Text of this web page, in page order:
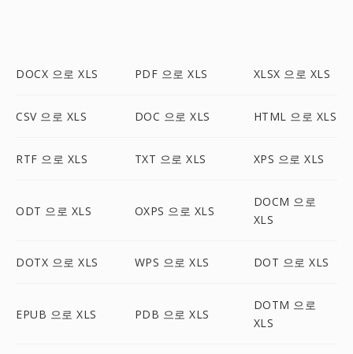
DOCX 으로 XLS PDF 으로 XLS XLSX 으로 XLS
CSV 으로 XLS DOC 으로 XLS HTML 으로 XLS
RTF 으로 XLS TXT 으로 XLS XPS 으로 XLS
ODT 으로 XLS OXPS 으로 XLS
DOCM 으로
XLS
DOTX 으로 XLS WPS 으로 XLS DOT 으로 XLS
EPUB 으로 XLS PDB 으로 XLS
DOTM 으로
XLS